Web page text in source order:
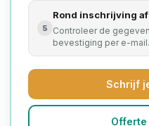
5
Rond inschrijving af
Controleer de
bevestiging per e-mail.
Schrijf
Offerte